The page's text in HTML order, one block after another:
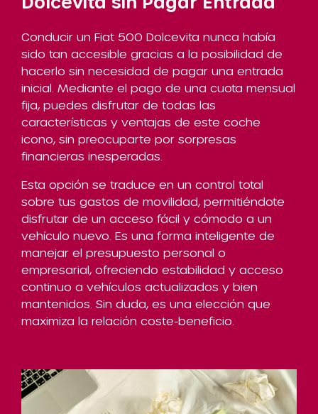
Conducir un Fiat 500 Dolcevita nunca había
sido tan accesible gracias a la posibilidad de
hacerlo sin necesidad de pagar una entrada
inicial. Mediante el pago de una cuota mensual
fija, puedes disfrutar de todas las
características y ventajas de este coche
icono, sin preocuparte por sorpresas
financieras inesperadas.
Esta opción se traduce en un control total
sobre tus gastos de movilidad, permitiéndote
disfrutar de un acceso fácil y cómodo a un
vehículo nuevo. Es una forma inteligente de
manejar el presupuesto personal o
empresarial, ofreciendo estabilidad y acceso
continuo a vehículos actualizados y bien
mantenidos. Sin duda, es una elección que
maximiza la relación coste-beneficio.